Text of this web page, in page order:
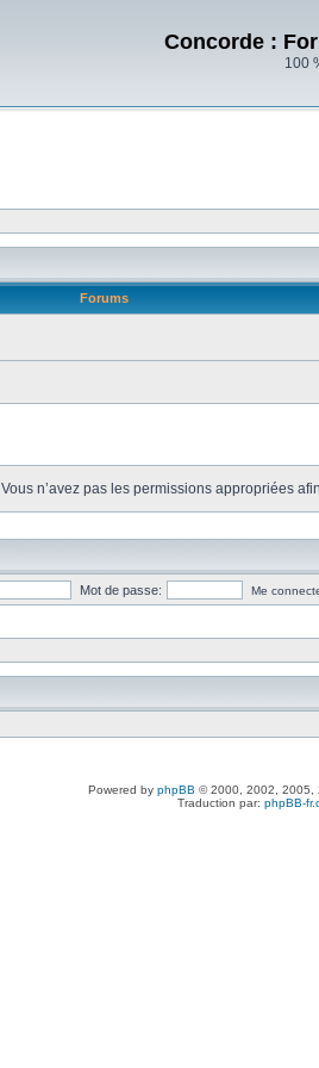
Concorde :
100
Forums
Vous n’avez pas les permissions appropriées
Mot de passe: Me
Powered by phpBB © 2000, 2002, 2005,
Traduction par: phpBB-